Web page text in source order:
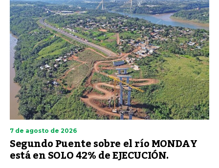
7 de agosto de 2026
Segundo Puente sobre el río MONDAY
está en SOLO 42% de EJECUCIÓN.